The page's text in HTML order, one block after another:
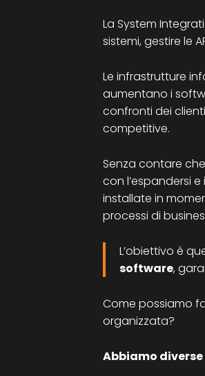
La System
sistemi, gestire le
Le infrastrutture
aumentano i
confronti dei
competitive.
Senza contare
con l’espandersi
installate in
processi di
L’obiettivo è
software,
Come possiamo
organizzata?
Abbiamo